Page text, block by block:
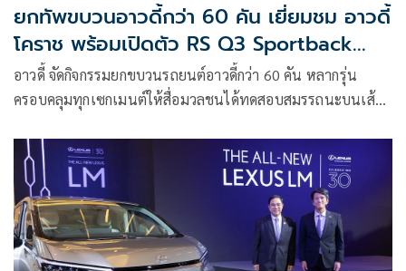
ยกทัพขบวนอาวดี้กว่า 60 คัน เยี่ยมชม อาวดี้
โคราช พร้อมเปิดตัว RS Q3 Sportback
edition 10
อาวดี้ จัดกิจกรรมยกขบวนรถยนต์อาวดี้กว่า 60 คัน หลากรุ่น
ครอบคลุมทุกเซกเมนต์ให้สื่อมวลชนได้ทดสอบสมรรถนะบนเส้น